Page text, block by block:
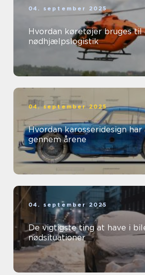
04. september 2025
Hvordan køretøjer bruges til
nødhjælpslogistik
04. september 2025
Hvordan karosseridesign
gennem årene
04. september 2025
De vigtigste ting at have i
nødsituationer